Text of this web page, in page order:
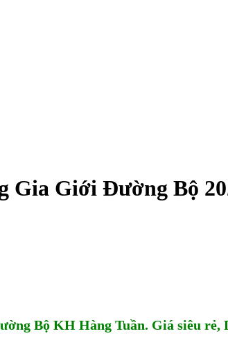
Gia Giới Đường Bộ
Bộ KH Hàng Tuần. Giá siêu rẻ,